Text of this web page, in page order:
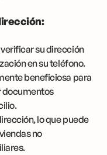
su dirección
en su teléfono.
beneficiosa para
documentos
lo que puede
no